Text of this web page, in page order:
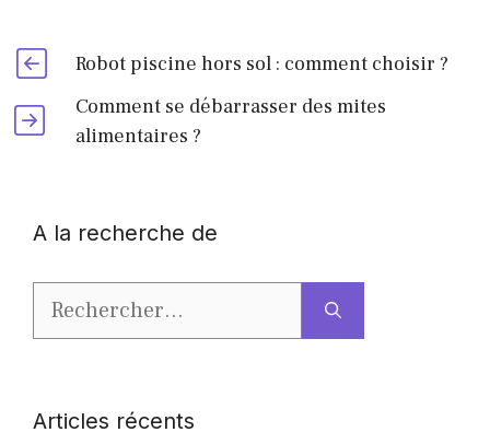
Robot piscine hors sol : comment choisir ?
Comment se débarrasser des mites
alimentaires ?
A la recherche de
Rechercher :
Articles récents